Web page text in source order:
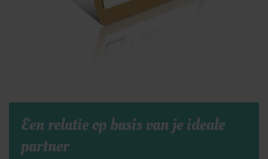
Een relatie op basis van je ideale
partner